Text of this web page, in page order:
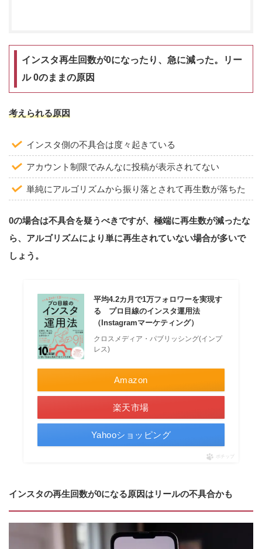
インスタ再生回数が0になったり、急に減った。リー
ル 0のままの原因
考えられる原因
インスタ側の不具合は度々起きている
アカウント制限でみんなに投稿が表示されてない
単純にアルゴリズムから振り落とされて再生数が落ちた
0の場合は不具合を疑うべきですが、極端に再生数が減ったな
ら、アルゴリズムにより単に再生されていない場合が多いで
しょう。
平均4.2カ月で1万フォロワーを実現す
る プロ目線のインスタ運用法
（Instagramマーケティング）
クロスメディア・パブリッシング(インプ
レス)
Amazon
楽天市場
Yahooショッピング
ポチップ
インスタの再生回数が0になる原因はリールの不具合かも